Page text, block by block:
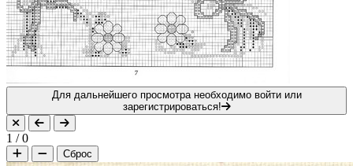
Для дальнейшего просмотра необходимо войти или
зарегистрироваться!
1 /0
Сброс